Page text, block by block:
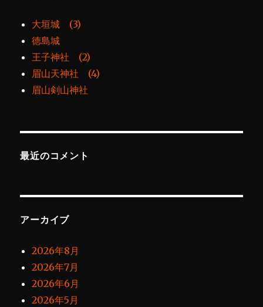
大垣城 (3)
徳島城
王子神社 (2)
眉山天神社 (4)
眉山剣山神社
最近のコメント
アーカイブ
2026年8月
2026年7月
2026年6月
2026年5月